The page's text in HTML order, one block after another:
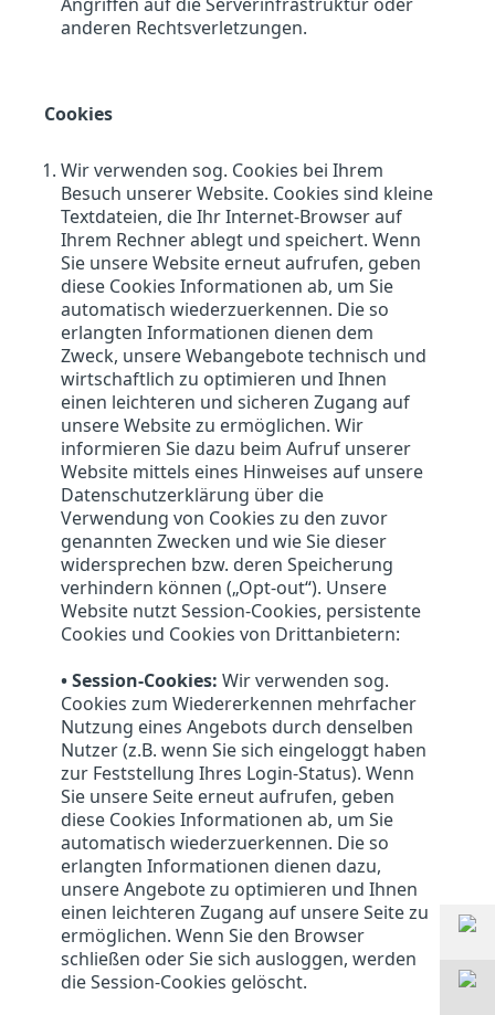
anderen Rechtsverletzungen.
Cookies
Wir verwenden sog. Cookies bei Ihrem
Besuch unserer Website. Cookies sind kleine
Textdateien, die Ihr Internet-Browser auf
Ihrem Rechner ablegt und speichert. Wenn
Sie unsere Website erneut aufrufen, geben
diese Cookies Informationen ab, um Sie
automatisch wiederzuerkennen. Die so
erlangten Informationen dienen dem
Zweck, unsere Webangebote technisch und
wirtschaftlich zu optimieren und Ihnen
einen leichteren und sicheren Zugang auf
unsere Website zu ermöglichen. Wir
informieren Sie dazu beim Aufruf unserer
Website mittels eines Hinweises auf unsere
Datenschutzerklärung über die
Verwendung von Cookies zu den zuvor
genannten Zwecken und wie Sie dieser
widersprechen bzw. deren Speicherung
verhindern können („Opt-out“). Unsere
Website nutzt Session-Cookies, persistente
Cookies und Cookies von Drittanbietern:
• Session-Cookies: Wir verwenden sog.
Cookies zum Wiedererkennen mehrfacher
Nutzung eines Angebots durch denselben
Nutzer (z.B. wenn Sie sich eingeloggt haben
zur Feststellung Ihres Login-Status). Wenn
Sie unsere Seite erneut aufrufen, geben
diese Cookies Informationen ab, um Sie
automatisch wiederzuerkennen. Die so
erlangten Informationen dienen dazu,
unsere Angebote zu optimieren und Ihnen
einen leichteren Zugang auf unsere Seite zu
ermöglichen. Wenn Sie den Browser
schließen oder Sie sich ausloggen, werden
die Session-Cookies gelöscht.